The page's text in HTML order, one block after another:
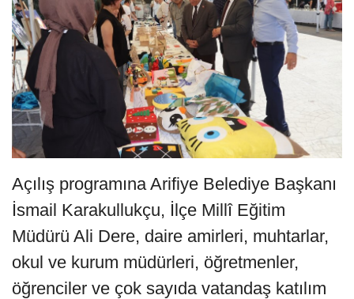
Açılış programına Arifiye Belediye Başkanı
İsmail Karakullukçu, İlçe Millî Eğitim
Müdürü Ali Dere, daire amirleri, muhtarlar,
okul ve kurum müdürleri, öğretmenler,
öğrenciler ve çok sayıda vatandaş katılım